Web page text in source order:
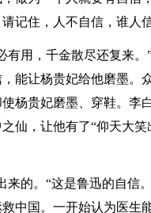
记住，人不自信，谁人信
有用，千金散尽还复来。
能让杨贵妃给他磨墨。
杨贵妃磨墨、穿鞋。李
仙，让他有了“仰天大
来的。“这是鲁迅的自信
中国。一开始认为医生